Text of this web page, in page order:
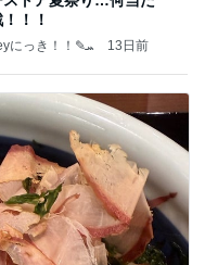
！！
高校生Dヲタ Ꭰ-ᎮꭵꭹꭴのDisneyにっき！！✎ܚ 13日前